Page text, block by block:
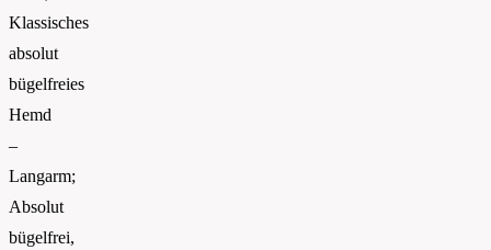
Klassisches
absolut
bügelfreies
Hemd
–
Langarm;
Absolut
bügelfrei,